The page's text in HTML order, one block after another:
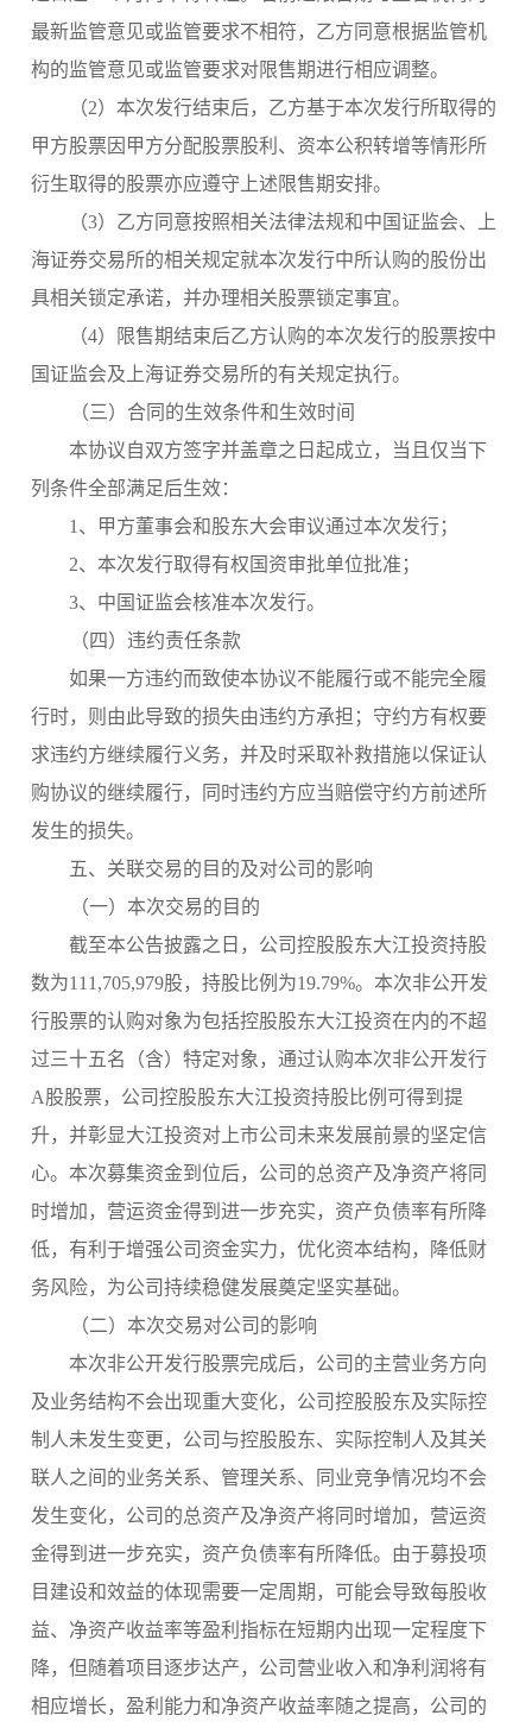
最新监管意见或监管要求不相符，乙方同意根据监管机
构的监管意见或监管要求对限售期进行相应调整。
（2）本次发行结束后，乙方基于本次发行所取得的
甲方股票因甲方分配股票股利、资本公积转增等情形所
衍生取得的股票亦应遵守上述限售期安排。
（3）乙方同意按照相关法律法规和中国证监会、上
海证券交易所的相关规定就本次发行中所认购的股份出
具相关锁定承诺，并办理相关股票锁定事宜。
（4）限售期结束后乙方认购的本次发行的股票按中
国证监会及上海证券交易所的有关规定执行。
（三）合同的生效条件和生效时间
本协议自双方签字并盖章之日起成立，当且仅当下
列条件全部满足后生效：
1、甲方董事会和股东大会审议通过本次发行；
2、本次发行取得有权国资审批单位批准；
3、中国证监会核准本次发行。
（四）违约责任条款
如果一方违约而致使本协议不能履行或不能完全履
行时，则由此导致的损失由违约方承担；守约方有权要
求违约方继续履行义务，并及时采取补救措施以保证认
购协议的继续履行，同时违约方应当赔偿守约方前述所
发生的损失。
五、关联交易的目的及对公司的影响
（一）本次交易的目的
截至本公告披露之日，公司控股股东大江投资持股
数为111,705,979股，持股比例为19.79%。本次非公开发
行股票的认购对象为包括控股股东大江投资在内的不超
过三十五名（含）特定对象，通过认购本次非公开发行
A股股票，公司控股股东大江投资持股比例可得到提
升，并彰显大江投资对上市公司未来发展前景的坚定信
心。本次募集资金到位后，公司的总资产及净资产将同
时增加，营运资金得到进一步充实，资产负债率有所降
低，有利于增强公司资金实力，优化资本结构，降低财
务风险，为公司持续稳健发展奠定坚实基础。
（二）本次交易对公司的影响
本次非公开发行股票完成后，公司的主营业务方向
及业务结构不会出现重大变化，公司控股股东及实际控
制人未发生变更，公司与控股股东、实际控制人及其关
联人之间的业务关系、管理关系、同业竞争情况均不会
发生变化，公司的总资产及净资产将同时增加，营运资
金得到进一步充实，资产负债率有所降低。由于募投项
目建设和效益的体现需要一定周期，可能会导致每股收
益、净资产收益率等盈利指标在短期内出现一定程度下
降，但随着项目逐步达产，公司营业收入和净利润将有
相应增长，盈利能力和净资产收益率随之提高，公司的